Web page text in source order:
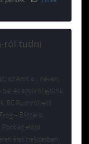
ról tudni
az Amit a… néven,
be, és azokról ejtünk
BC Rushról lesz
– Blizzard
az előző
éles helyzetben